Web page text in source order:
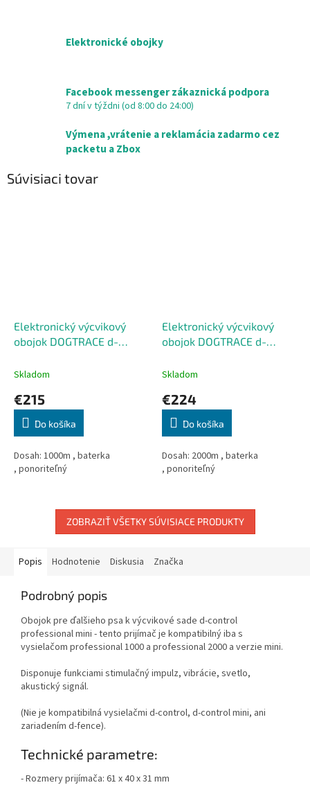
Elektronické obojky
Facebook messenger zákaznická podpora
7 dní v týždni (od 8:00 do 24:00)
Výmena ,vrátenie a reklamácia zadarmo cez
packetu a Zbox
Súvisiaci tovar
Elektronický výcvikový
obojok DOGTRACE d-
1000 mini
Skladom
€215
Do košíka
Dosah: 1000m , baterka
, ponoriteľný
Elektronický výcvikový
obojok DOGTRACE d-
2000 mini
Skladom
€224
Do košíka
Dosah: 2000m , baterka
, ponoriteľný
ZOBRAZIŤ VŠETKY SÚVISIACE PRODUKTY
Popis Hodnotenie Diskusia Značka
Podrobný popis
Obojok pre ďalšieho psa k výcvikové sade d-control
professional mini - tento prijímač je kompatibilný iba s
vysielačom professional 1000 a professional 2000 a verzie mini.
Disponuje funkciami stimulačný impulz, vibrácie, svetlo,
akustický signál.
(Nie je kompatibilná vysielačmi d-control, d-control mini, ani
zariadením d-fence).
Technické parametre:
- Rozmery prijímača: 61 x 40 x 31 mm